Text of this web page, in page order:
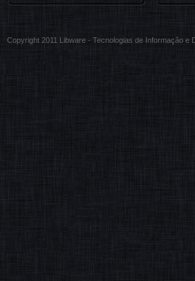
Copyright 2011 Libware - Tecnologias de Informação e